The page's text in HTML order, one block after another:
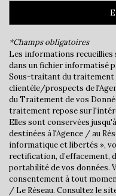
Propriétaires (vs.
Taxe habitation
Taxe foncière
Habitants de moins
Habitants de 25 à 55
Habitants de plus de
Nombre d'enfants
Familles sans enfant
Familles avec 1 ou 2
Maisons
*Champs obligatoires
Les informations
dans un fichier informatisé
Sous-traitant du traitement
clientèle/prospects de
du Traitement de vos
traitement repose sur
Elles sont conservées
destinées à l'Agence / au
informatique et libertés »,
rectification, d’effacement,
portabilité de vos données.
consentement à tout
/ Le Réseau. Consultez le